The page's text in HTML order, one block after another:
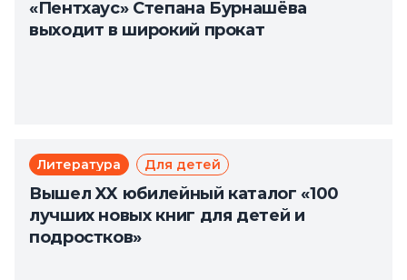
«Пентхаус» Степана Бурнашёва
выходит в широкий прокат
Литература Для детей
Вышел XX юбилейный каталог «100
лучших новых книг для детей и
подростков»